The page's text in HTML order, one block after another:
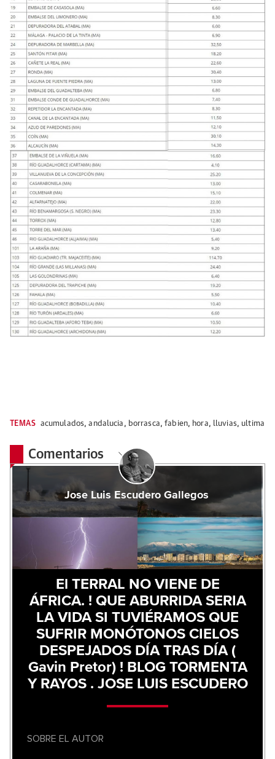
TEMAS acumulados,andalucia , borrasca,fabien, hora, lluvias, ultima
Comentarios
Jose Luis Escudero Gallegos
El TERRAL NO VIENE DE
ÁFRICA. ! QUE ABURRIDA SERIA
LA VIDA SI TUVIÉRAMOS QUE
SUFRIR MONÓTONOS CIELOS
DESPEJADOS DÍA TRAS DÍA (
Gavin Pretor) ! BLOG TORMENTA
Y RAYOS . JOSE LUIS ESCUDERO
SOBRE EL AUTOR